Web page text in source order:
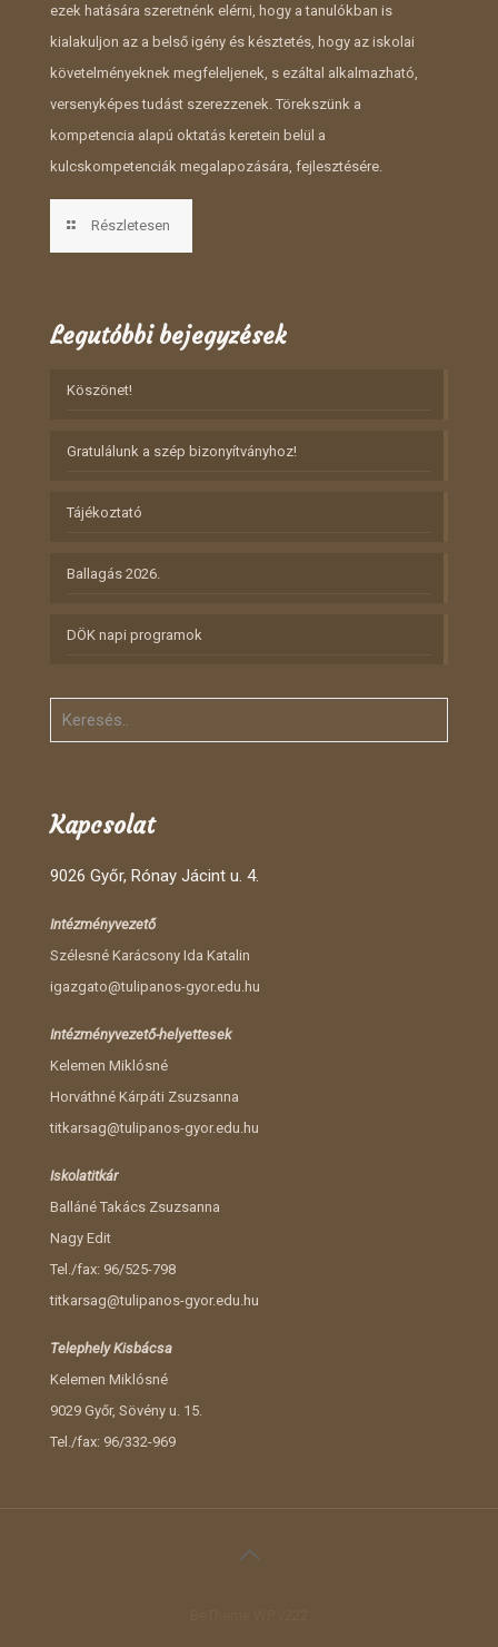
ezek hatására szeretnénk elérni, hogy a tanulókban is
kialakuljon az a belső igény és késztetés, hogy az iskolai
követelményeknek megfeleljenek, s ezáltal alkalmazható,
versenyképes tudást szerezzenek. Törekszünk a
kompetencia alapú oktatás keretein belül a
kulcskompetenciák megalapozására, fejlesztésére.
Részletesen
Legutóbbi bejegyzések
Köszönet!
Gratulálunk a szép bizonyítványhoz!
Tájékoztató
Ballagás 2026.
DÖK napi programok
Kapcsolat
9026 Győr, Rónay Jácint u. 4.
Intézményvezető
Szélesné Karácsony Ida Katalin
igazgato@tulipanos-gyor.edu.hu
Intézményvezető-helyettesek
Kelemen Miklósné
Horváthné Kárpáti Zsuzsanna
titkarsag@tulipanos-gyor.edu.hu
Iskolatitkár
Balláné Takács Zsuzsanna
Nagy Edit
Tel./fax: 96/525-798
titkarsag@tulipanos-gyor.edu.hu
Telephely Kisbácsa
Kelemen Miklósné
9029 Győr, Sövény u. 15.
Tel./fax: 96/332-969